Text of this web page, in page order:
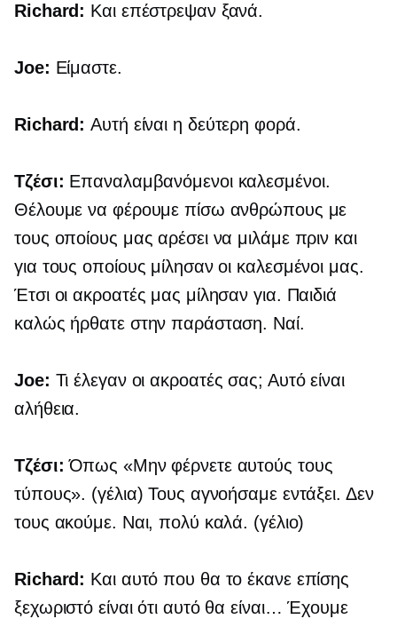
Richard: Και επέστρεψαν ξανά.
Joe: Είμαστε.
Richard: Αυτή είναι η δεύτερη φορά.
Τζέσι: Επαναλαμβανόμενοι καλεσμένοι.
Θέλουμε να φέρουμε πίσω ανθρώπους με
τους οποίους μας αρέσει να μιλάμε πριν και
για τους οποίους μίλησαν οι καλεσμένοι μας.
Έτσι οι ακροατές μας μίλησαν για. Παιδιά
καλώς ήρθατε στην παράσταση. Ναί.
Joe: Τι έλεγαν οι ακροατές σας; Αυτό είναι
αλήθεια.
Τζέσι: Όπως «Μην φέρνετε αυτούς τους
τύπους». (γέλια) Τους αγνοήσαμε εντάξει. Δεν
τους ακούμε. Ναι, πολύ καλά. (γέλιο)
Richard: Και αυτό που θα το έκανε επίσης
ξεχωριστό είναι ότι αυτό θα είναι… Έχουμε